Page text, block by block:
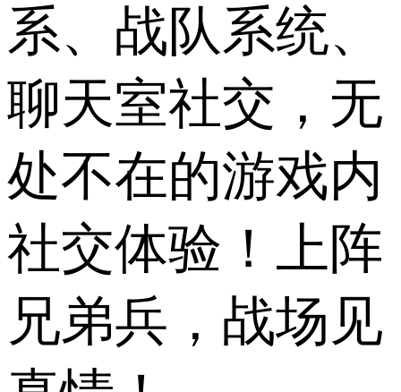
系、战队系统、
聊天室社交，无
处不在的游戏内
社交体验！上阵
兄弟兵，战场见